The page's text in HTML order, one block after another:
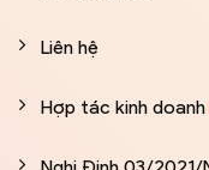
Liên hệ
Hợp tác kinh doanh